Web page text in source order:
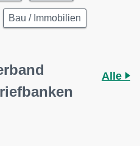
Bau / Immobilien
Alle